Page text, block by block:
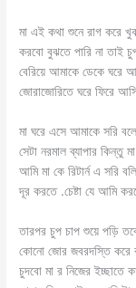
মা এই কথা শুনে রাগ করে
করবো বুঝতে পারি না তাই
বেরিয়ে আমাকে ডেকে ঘরে
জোরাজোরিতে ঘরে ফিরে
মা ঘরে এসে আমাকে সরি
সেটা নরমাল ব্যাপার কিন্তু
আমি মা কে রিটার্ন এ সরি
দূর করতে .চেষ্টা যে আমি
তারপর চুপ চাপ শুয়ে পড়ি
কোনো জোর জবরদস্তি করে
চুদবো মা র নিজের ইচ্ছাতে